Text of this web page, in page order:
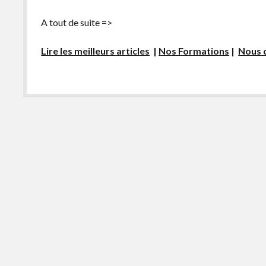
A tout de suite =>
Lire les meilleurs articles | Nos Formations | Nous